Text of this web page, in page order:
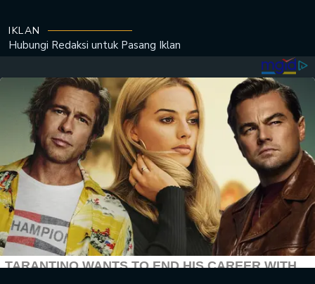
IKLAN
Hubungi Redaksi untuk Pasang Iklan